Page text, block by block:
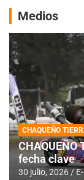
Medios
CHAQUEÑO
CHAQUEÑO
fecha clave
30 julio, 2026